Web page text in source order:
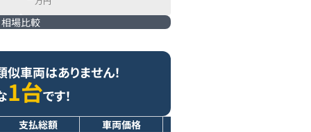
相場比較
車両はありません！
1台です！
支払総額 車両価格